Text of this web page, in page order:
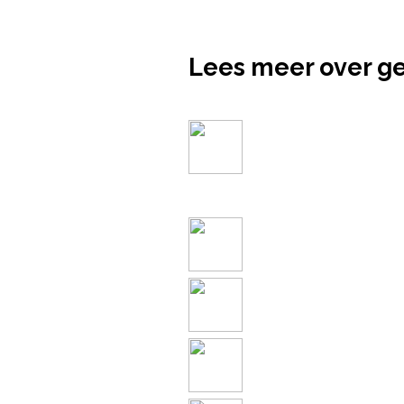
Lees meer over